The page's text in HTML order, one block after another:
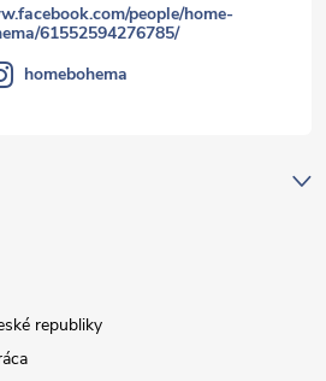
republiky
people/home-
61552594276785/
homebohema